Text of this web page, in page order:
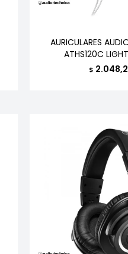
AURICULARES
ATHS120C
$